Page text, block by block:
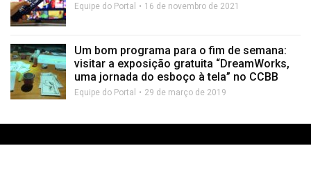
Equipe do Portal 16 de novembro de 2021
Um bom programa para o fim de semana:
visitar a exposição gratuita “DreamWorks,
uma jornada do esboço à tela” no CCBB
Equipe do Portal 29 de março de 2019